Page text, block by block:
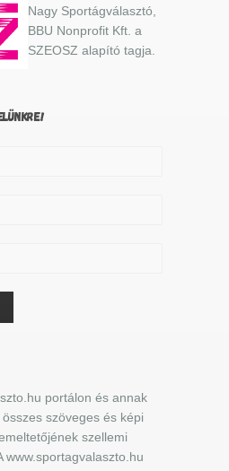
Nagy Sportágválasztó,
BBU Nonprofit Kft. a
SZEOSZ alapító tagja.
portálon és annak
szöveges és képi
szellemi
www.sportagvalaszto.hu